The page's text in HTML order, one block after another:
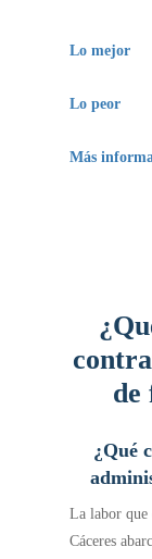
Lo mejor
Lo peor
El precio
Más
técnica.
de
¿Qué
La labor que
Cáceres